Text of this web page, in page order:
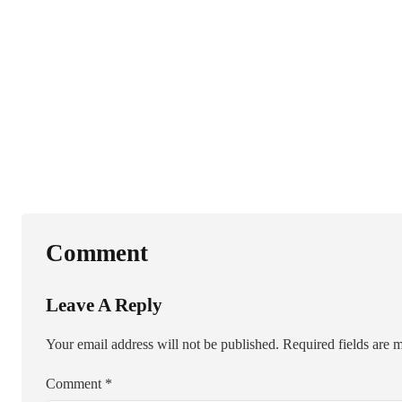
Comment
Leave A Reply
Your email address will not be published. Required fields are
Comment *